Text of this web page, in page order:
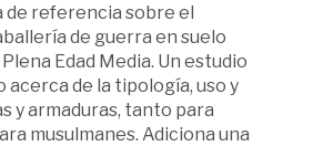
de referencia sobre el
de guerra en suelo
Edad Media. Un estudio
de la tipología, uso y
y armaduras, tanto para
musulmanes. Adiciona una